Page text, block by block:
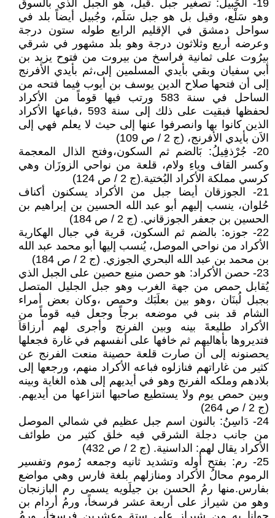
19- الجُبيل: تصغير جبل .قيل، هو الجبل الذي بالسوق
وهو سَلْع، وقيل بل هو جبل سَلَم، وجُبيل أيضاً بلد في
سواحل دمشق في الإقليم الرابع طوله ستون درجة
وعرضه أربع وثلاثون درجة وهو بلد مشهور في شرقي
بيرُوت على ثمانية فراسخ من بيروت من فتوح يزيد بن
أبي سفيان وبقي بأيدي المسلمين إلى،ثم بأيدي الأفرنج
إلى أن فتحها صلاح الدين يوسف بن أيوب فيما فتحه من
الساحل في سنة 583 ورتب فيها قوماً من الأكراد
لحفظها فبقيت على ذلك إلى سنة 593 ،فباعها الأكراد
الذين كانوا بها وانصرفوا عنها إلى حيث لا يعلم فهي إلى
الاَن بأيدي الأفرنج، (ج 2 / ص 109)
20- جُرْذفِيلُ: بَالضم ثم السكون،وفتح الذال المعجمة
وكسر القاف وياءِ ولام، قلعة من نواحي الزوزَان وهي
كرسي مملكة الأكراد البُختية.(ج 2 / ص 124)
21- الجوزقان أيضا جبل من الأكراد يسكنون أكناف
حُلوان، ينسب إليهم أبو عبد الله الحسين بن إبراهيم بن
الحسين بن جعفر الجوزقاني. (ج 2 / ص 184)
22- جوزه: بالضم ثم السكون، قرية في جبال الهكارية
الأكراد من نواحي الموصل، يُنسب إليها أبو محمد عبد الله
بن محمد بن عبد الله البحري الجوزي. (ج 2 / ص 184)
23- حصن الأكراد: هو حصن منيع حصين على الجبل الذي
يُقابل حمص من جهة الغرب وهو جبل الجليل المتصل
بجبل لُبنَان ،وهو بين بعلَبَك وحمص ،وكان بعض أمراء
الشام قد بنى في موضعه برجاً وجعل فيه قوماً من
الأكراد طليعةَ بينه وبين الفرنج وأجرى لهم أرزاقاَ
فتديروها بأهاليهم ثم خافها على أنفسهم في غارة فجعلها
يحصنونه إلى أن صارت قلعة حصينة منعت الفرنج عن
كثير من غاراتهم فنازلوه فباعه الأكراد منهم، ورجعها إلى
بلادهم وملكه الفرنج وهو في أيديهم إلى هذه الغاية وبينه
وبين حمص يوم ولا يستطيع صاحبها انتزاعها من أيديهم.
(ج 2 / ص 264)
24- دَاسِنُ: بالنون اسم جبل عظيم في شمالي الموصل
من جانب دجلة الشرقي فيه خلق كثير من طوائف
الأكراد يقال لهم: الداسنية. (ج 2 / ص 432)
25- رم: بفتح أوله وتشديد ثانيه وجمعه رُموم وتفسير
الرموم محالُ الأكراد ومنازلهم بلغة فارس وهي مواضع
بفارس.منها رمُ الحسن بن جيلَويه يسمى رم البازنجان
وهو من شيراز على أربعة عشر فرسخاً، ورمُ أردام بن